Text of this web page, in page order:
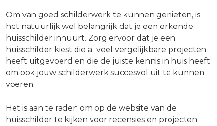
Om van goed schilderwerk te kunnen genieten, is
het natuurlijk wel belangrijk dat je een erkende
huisschilder inhuurt. Zorg ervoor dat je een
huisschilder kiest die al veel vergelijkbare projecten
heeft uitgevoerd en die de juiste kennis in huis heeft
om ook jouw schilderwerk succesvol uit te kunnen
voeren.
Het is aan te raden om op de website van de
huisschilder te kijken voor recensies en projecten